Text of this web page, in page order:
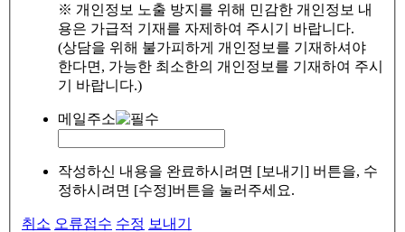
※ 개인정보 노출 방지를 위해 민감한 개인정보 내
용은 가급적 기재를 자제하여 주시기 바랍니다.
(상담을 위해 불가피하게 개인정보를 기재하셔야
한다면, 가능한 최소한의 개인정보를 기재하여 주시
기 바랍니다.)
메일주소
작성하신 내용을 완료하시려면 [보내기] 버튼을, 수
정하시려면 [수정]버튼을 눌러주세요.
취소 오류접수 수정 보내기